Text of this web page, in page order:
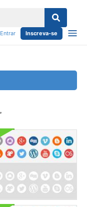
Entrar Inscreva-se